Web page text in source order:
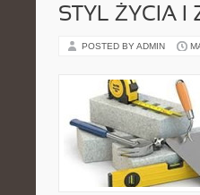
STYL ŻYCIA I
POSTED BY ADMIN